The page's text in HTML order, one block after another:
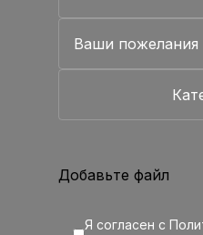
Добавьте файл
Я согласен с